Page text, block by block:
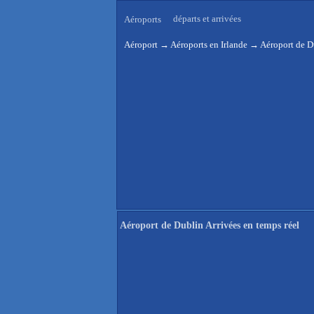
Aéroports départs et arrivées
Aéroport → Aéroports en Irlande → Aéroport de
Aéroport de Dublin Arrivées en temps réel